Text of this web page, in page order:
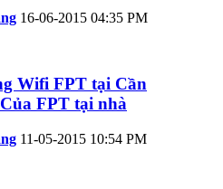
16-06-2015 04:35 PM
Wifi FPT tại Cần
FPT tại nhà
11-05-2015 10:54 PM